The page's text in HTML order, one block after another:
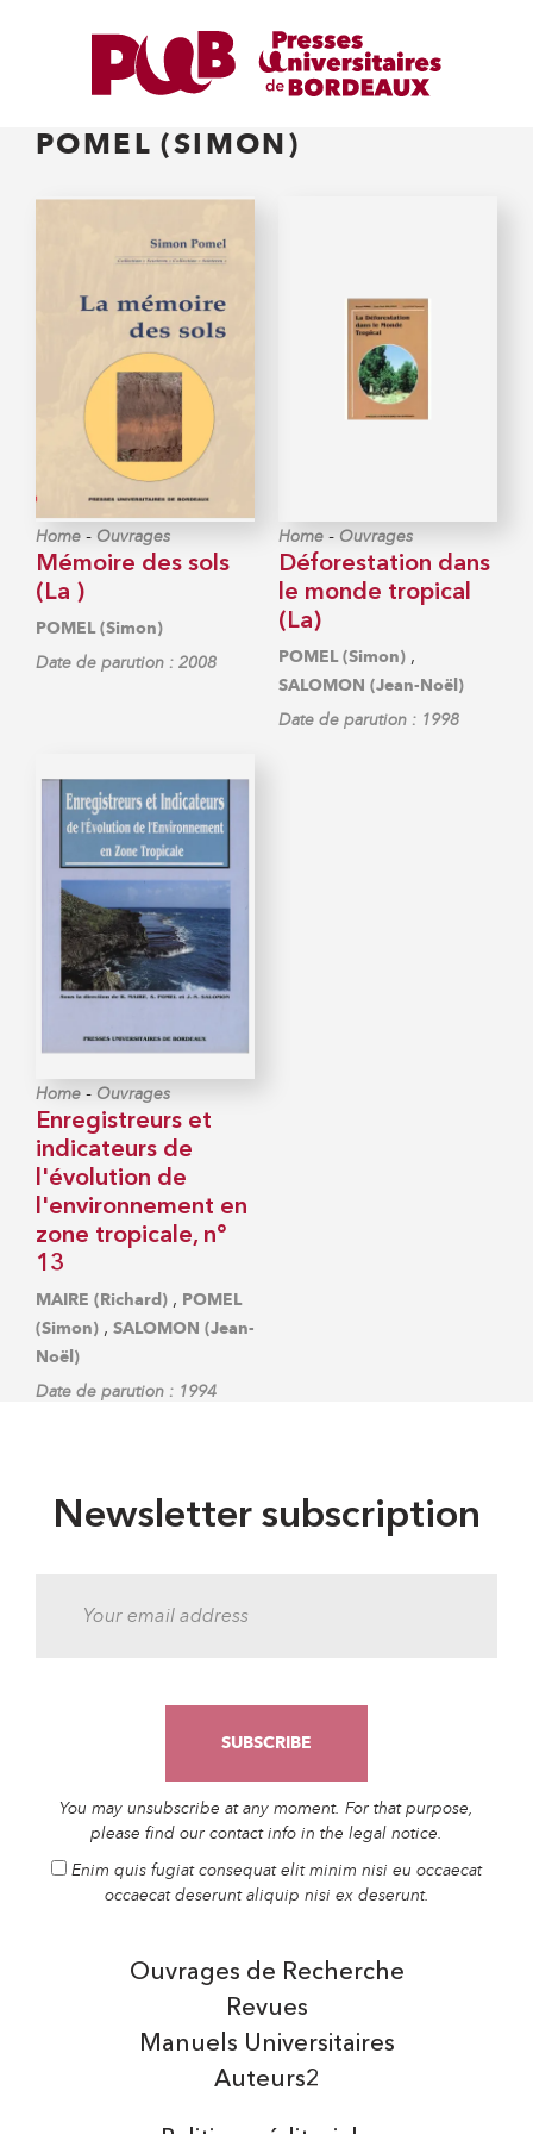
POMEL (SIMON)
Home - Ouvrages
Mémoire des sols
(La )
POMEL (Simon)
Date de parution : 2008
Home - Ouvrages
Déforestation dans
le monde tropical
(La)
POMEL (Simon) ,
SALOMON (Jean-Noël)
Date de parution : 1998
Home - Ouvrages
Enregistreurs et
indicateurs de
l'évolution de
l'environnement en
zone tropicale, n°
13
MAIRE (Richard) , POMEL
(Simon) , SALOMON (Jean-
Noël)
Date de parution : 1994
Newsletter subscription
You may unsubscribe at any moment. For that purpose,
please find our contact info in the legal notice.
Enim quis fugiat consequat elit minim nisi eu occaecat
occaecat deserunt aliquip nisi ex deserunt.
Auteurs2
Manuels Universitaires
Ouvrages de Recherche
Revues